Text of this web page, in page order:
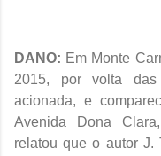
DANO: Em Monte
2015, por volta das
acionada, e
Avenida Dona
relatou que o autor J.